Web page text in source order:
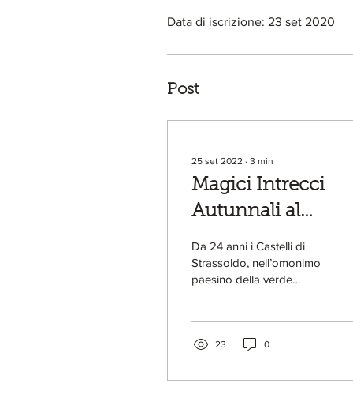
Data di iscrizione: 23 set 2020
Post
25 set 2022 ∙ 3 min
Magici Intrecci
Autunnali al
Castello di
Strassoldo di Sopra
in Friuli
Da 24 anni i Castelli di
Strassoldo, nell’omonimo
paesino della verde
23 0